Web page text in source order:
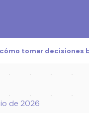
tomar decisiones
de 2026